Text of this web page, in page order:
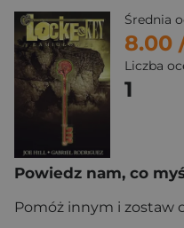
Średnia
8.00
Liczba
1
Powiedz nam, co
Pomóż innym i zostaw